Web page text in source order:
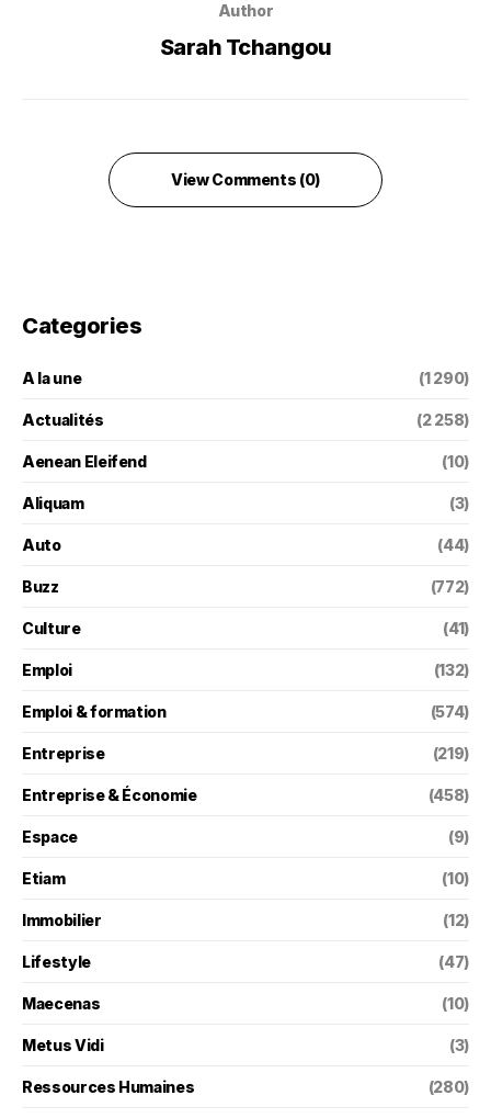
Author
Sarah Tchangou
View Comments (0)
Categories
A la une (1 290)
Actualités (2 258)
Aenean Eleifend (10)
Aliquam (3)
Auto (44)
Buzz (772)
Culture (41)
Emploi (132)
Emploi & formation (574)
Entreprise (219)
Entreprise & Économie (458)
Espace (9)
Etiam (10)
Immobilier (12)
Lifestyle (47)
Maecenas (10)
Metus Vidi (3)
Ressources Humaines (280)